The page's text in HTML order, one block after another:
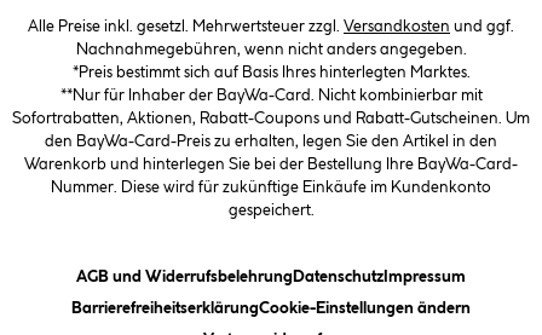
Alle Preise inkl. gesetzl. Mehrwertsteuer zzgl. Versandkosten und ggf.
Nachnahmegebühren, wenn nicht anders angegeben.
*Preis bestimmt sich auf Basis Ihres hinterlegten Marktes.
**Nur für Inhaber der BayWa-Card. Nicht kombinierbar mit
Sofortrabatten, Aktionen, Rabatt-Coupons und Rabatt-Gutscheinen. Um
den BayWa-Card-Preis zu erhalten, legen Sie den Artikel in den
Warenkorb und hinterlegen Sie bei der Bestellung Ihre BayWa-Card-
Nummer. Diese wird für zukünftige Einkäufe im Kundenkonto
gespeichert.
AGB und Widerrufsbelehrung (öffnet ein Dialogfeld)
Datenschutz(öffnet ein Dialogfeld)
Impressum
Barrierefreiheitserklärung(öffnet ein Dialogfeld)
Cookie-Einstellungen ändern(öffnet